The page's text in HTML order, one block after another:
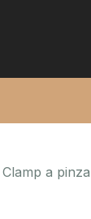
Clamp a